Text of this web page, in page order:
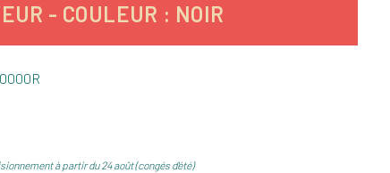
- COULEUR : NOIR
à partir du 24 août (congés d'été)